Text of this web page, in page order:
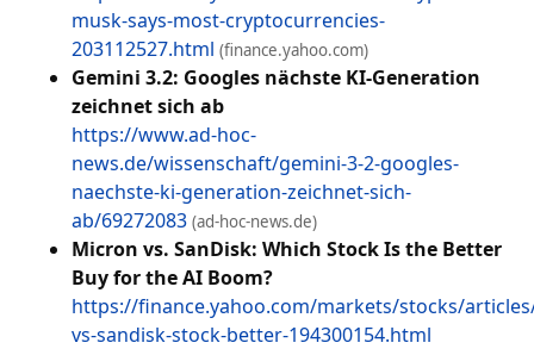
musk-says-most-cryptocurrencies-
203112527.html (finance.yahoo.com)
Gemini 3.2: Googles nächste KI-Generation
zeichnet sich ab
https://www.ad-hoc-
news.de/wissenschaft/gemini-3-2-googles-
naechste-ki-generation-zeichnet-sich-
ab/69272083 (ad-hoc-news.de)
Micron vs. SanDisk: Which Stock Is the Better
Buy for the AI Boom?
https://finance.yahoo.com/markets/stocks/
vs-sandisk-stock-better-194300154.html